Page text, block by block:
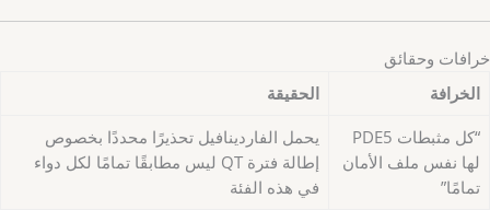
خرافات وحقائق
الخرافة
الحقيقة
“كل مثبطات PDE5
لها نفس ملف الأمان
تمامًا”
يحمل الفاردينافيل تحذيرًا محددًا بخصوص
إطالة فترة QT ليس مطابقًا تمامًا لكل دواء
في هذه الفئة